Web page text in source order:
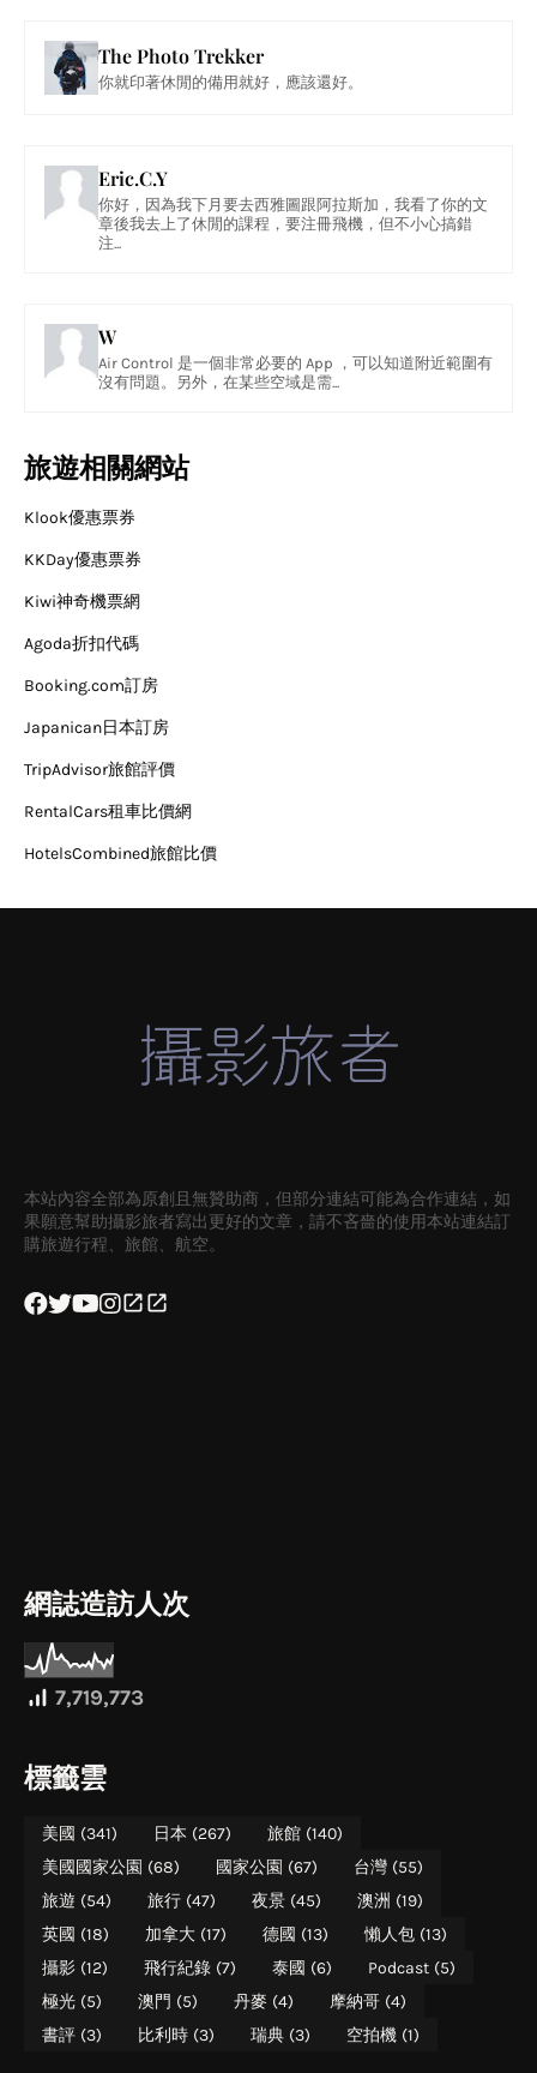
The Photo Trekker
你就印著休閒的備用就好，應該還好。
Eric.C.Y
你好，因為我下月要去西雅圖跟阿拉斯加，我看了你的文
章後我去上了休閒的課程，要注冊飛機，但不小心搞錯
注...
W
Air Control 是一個非常必要的 App ，可以知道附近範圍有
沒有問題。另外，在某些空域是需...
旅遊相關網站
Klook優惠票券
KKDay優惠票券
Kiwi神奇機票網
Agoda折扣代碼
Booking.com訂房
Japanican日本訂房
TripAdvisor旅館評價
RentalCars租車比價網
HotelsCombined旅館比價
本站內容全部為原創且無贊助商，但部分連結可能為合作連結，如
果願意幫助攝影旅者寫出更好的文章，請不吝嗇的使用本站連結訂
購旅遊行程、旅館、航空。
網誌造訪人次
7,719,773
標籤雲
美國 (341) 日本 (267) 旅館 (140)
美國國家公園 (68) 國家公園 (67) 台灣 (55)
旅遊 (54) 旅行 (47) 夜景 (45) 澳洲 (19)
英國 (18) 加拿大 (17) 德國 (13) 懶人包 (13)
攝影 (12) 飛行紀錄 (7) 泰國 (6) Podcast (5)
極光 (5) 澳門 (5) 丹麥 (4) 摩納哥 (4)
書評 (3) 比利時 (3) 瑞典 (3) 空拍機 (1)